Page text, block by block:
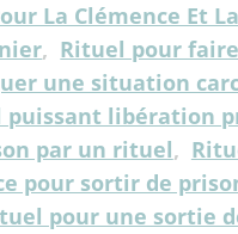
La Clémence Et
, Rituel pour
une situation
puissant libération
par un rituel,
pour sortir de
pour une sortie